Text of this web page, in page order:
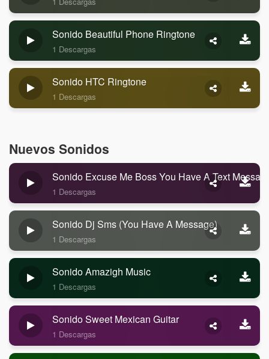
Sonido Beautiful Phone Ringtone
1 Descargas
Sonido HTC Ringtone
1 Descargas
Nuevos Sonidos
Sonido Excuse Me Boss You Have A Text
1 Descargas
Sonido Dj Sms (you Have A Message)
1 Descargas
Sonido Amazigh Music
1 Descargas
Sonido Sweet Mexican Guitar
1 Descargas